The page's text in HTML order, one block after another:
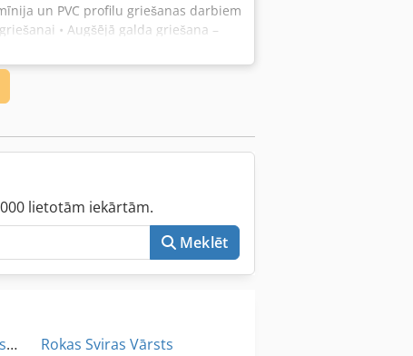
un PVC profilu griešanas darbiem
• Augšējā galda griešana –
Aa Tea • Fiksējams leņķis pa labi
korpusa sistēma • Labās-kreisās metru
ar dimanta uzgali
lietotām iekārtām.
Meklēt
Kā Sazināties Ar Kopēšanas Rāmis
Rokas Sviras Vārsts